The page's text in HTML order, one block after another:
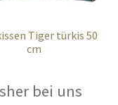
Tiger türkis 50
cm
bei uns